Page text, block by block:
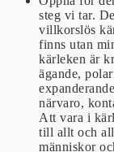
steg vi tar.
villkorslös
finns utan
kärleken är
ägande,
närvaro,
Att vara i
till allt och
människor